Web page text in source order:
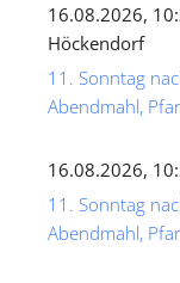
16.08.2026,
Höckendorf
11. Sonntag
Abendmahl,
16.08.2026,
11. Sonntag
Abendmahl,